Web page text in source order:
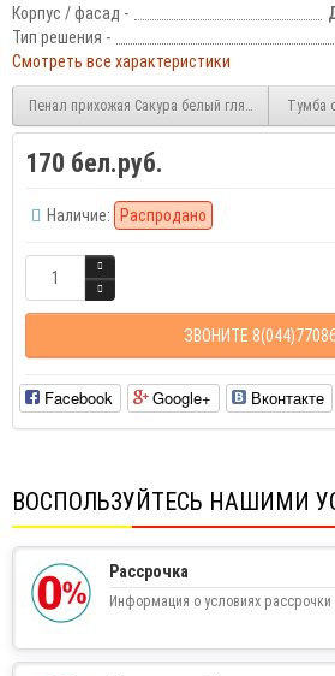
Корпус / фасад -
Тип решения -
Смотреть все характеристики
Пенал прихожая Сакура белый глянец Тумба
170 бел.руб.
Наличие: Распродано
ЗВОНИТЕ
Facebook Google+ Вконтакте
ВОСПОЛЬЗУЙТЕСЬ НАШИМИ
Рассрочка
Информация о условиях рассрочки